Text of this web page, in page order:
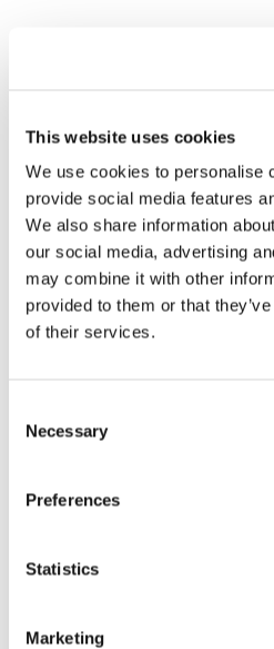
This website uses cookies
We use cookies to personalise
provide social media features
We also share information
our social media, advertising
may combine it with other
provided to them or that
of their services.
Selection
Necessary
Preferences
Statistics
Marketing